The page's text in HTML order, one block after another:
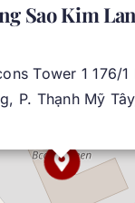
Sao Kim
Tower 1 176/1
P. Thạnh Mỹ